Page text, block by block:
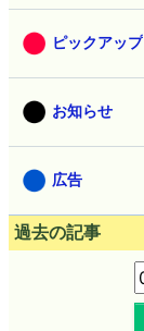
ピックアップ
お知らせ
広告
過去の記事